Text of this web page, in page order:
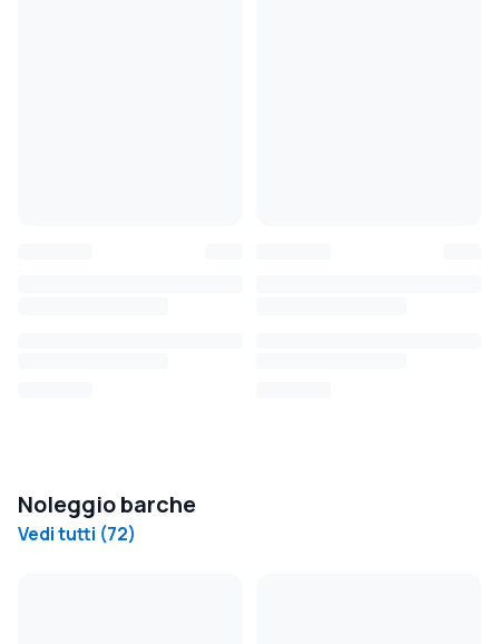
Noleggio barche
Vedi tutti (72)